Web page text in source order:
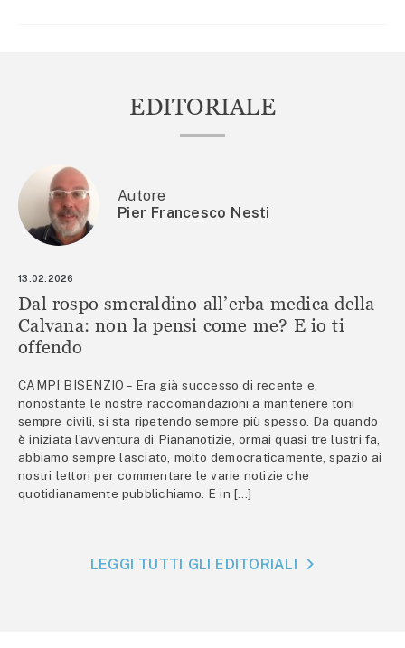
EDITORIALE
Autore
Pier Francesco Nesti
13.02.2026
Dal rospo smeraldino all’erba medica della
Calvana: non la pensi come me? E io ti
offendo
CAMPI BISENZIO – Era già successo di recente e,
nonostante le nostre raccomandazioni a mantenere toni
sempre civili, si sta ripetendo sempre più spesso. Da quando
è iniziata l’avventura di Piananotizie, ormai quasi tre lustri fa,
abbiamo sempre lasciato, molto democraticamente, spazio ai
nostri lettori per commentare le varie notizie che
quotidianamente pubblichiamo. E in […]
LEGGI TUTTI GLI EDITORIALI